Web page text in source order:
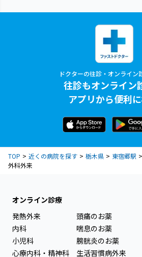
ドクターの往診・オンライン
往診もオンライン
アプリから便利
TOP 近くの病院を探す 栃木県 東宿郷駅
外科外来
オンライン診療
発熱外来
内科
小児科
心療内科・精神科
頭痛のお薬
喘息のお薬
膀胱炎のお薬
生活習慣病外来